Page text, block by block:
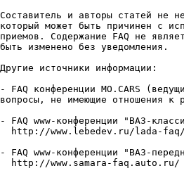
Составитель и авторы статей не
который может быть причинен с
приемов. Содержание FAQ не
быть изменено без уведомления.
Другие источники информации:
- FAQ конференции MO.CARS
вопросы, не имеющие отношения к
- FAQ www-конференции "ВАЗ-
  http://www.lebedev.ru/lada-faq/
- FAQ www-конференции "ВАЗ-
  http://www.samara-faq.auto.ru/